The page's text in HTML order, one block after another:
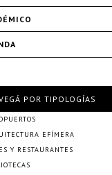
POR TIPOLOGÍAS
EFÍMERA
Y RESTAURANTES